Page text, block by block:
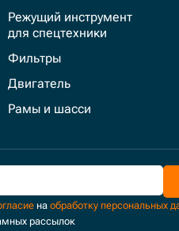
Режущий инструмент
для спецтехники
Фильтры
Двигатель
Рамы и шасси
на обработку персональных
рассылок